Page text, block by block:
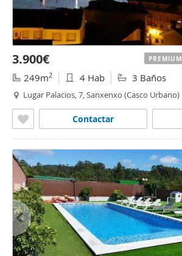
3.900€
249m2 4 Hab 3 Baños
Lugar Palacios, 7, Sanxenxo (Casco Urbano)
Contactar
PREMIUM